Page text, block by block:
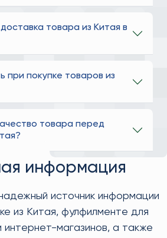
товара из Китая в
при покупке товаров из
товара перед
информация
источник информации
из Китая, фулфилменте для
интернет-магазинов, а также